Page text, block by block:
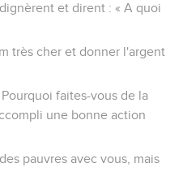
et dirent : « A quoi
très cher et donner l'argent
faites-vous de la
une bonne action
pauvres avec vous, mais